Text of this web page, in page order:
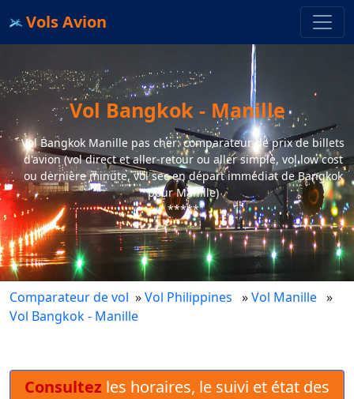
Vols Avion
Vol Bangkok - Manille
Vol Bangkok Manille pas cher: comparateur de prix de billets
d'avion (vol direct et aller-retour ou aller simple, vol low cost
ou dernière minute, vol sec en départ immédiat de Bangkok
pour Manille)
*****
Comparateur de vol »Vol Philippines »Vol Manille »
Vol Bangkok - Manille
Consultez les horaires, le suivi et état des